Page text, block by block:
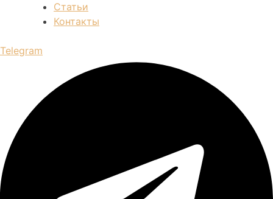
Статьи
Контакты
Telegram